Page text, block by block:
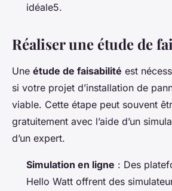
idéale5.
Réaliser une étude de
Une étude de faisabilité est
si votre projet d’installation de
viable. Cette étape peut souvent
gratuitement avec l’aide d’un
d’un expert.
Simulation en ligne : Des
Hello Watt offrent des